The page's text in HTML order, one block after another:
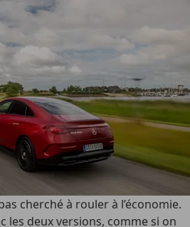
cherché à rouler à l’économie.
les deux versions, comme si on